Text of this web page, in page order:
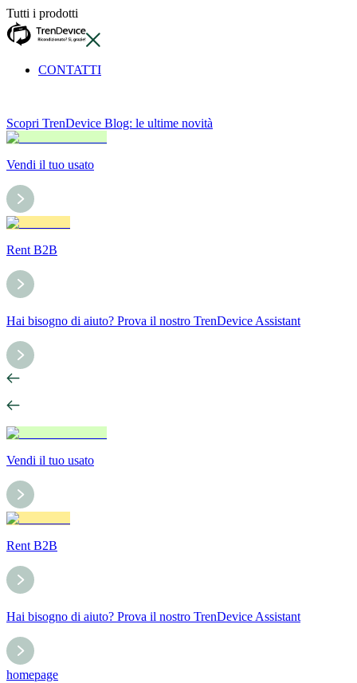
Tutti i prodotti
CONTATTI
Scopri TrenDevice Blog: le ultime novità
Vendi il tuo usato
Rent B2B
Hai bisogno di aiuto? Prova il nostro TrenDevice Assistant
Vendi il tuo usato
Rent B2B
Hai bisogno di aiuto? Prova il nostro TrenDevice Assistant
homepage